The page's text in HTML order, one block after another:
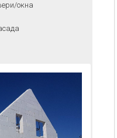
окна